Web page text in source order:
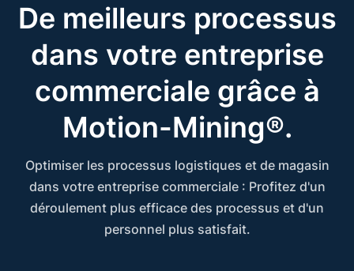
De meilleurs processus
dans votre entreprise
commerciale grâce à
Motion-Mining®.
Optimiser les processus logistiques et de magasin
dans votre entreprise commerciale : Profitez d'un
déroulement plus efficace des processus et d'un
personnel plus satisfait.